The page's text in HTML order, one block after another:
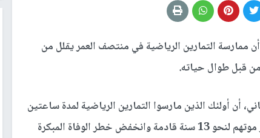
ممارسة التمارين الرياضية في منتصف العمر يقلل من
قبل طوال حياته.
أجريت على نحو 15 ألف بريطاني، أن أولئك الذين مارسوا التمارين الرياضية لمدة ساعتين
ونصف الساعة في أسبوع، قللوا بشكل كبير من خطر موتهم لنحو 13 سنة قادمة وانخفض خطر الوفاة المبكرة